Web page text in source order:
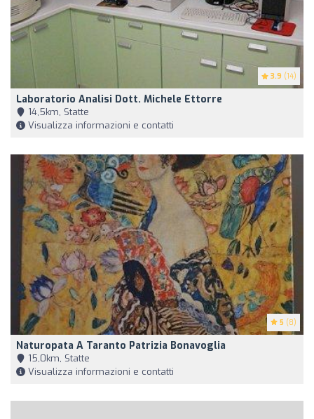
3.9 (14)
Laboratorio Analisi Dott. Michele Ettorre
14,5km, Statte
Visualizza informazioni e contatti
5 (8)
Naturopata A Taranto Patrizia Bonavoglia
15,0km, Statte
Visualizza informazioni e contatti